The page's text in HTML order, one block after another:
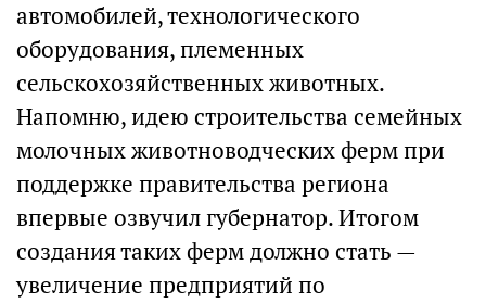
автомобилей, технологического
оборудования, племенных
сельскохозяйственных животных.
Напомню, идею строительства семейных
молочных животноводческих ферм при
поддержке правительства региона
впервые озвучил губернатор. Итогом
создания таких ферм должно стать —
увеличение предприятий по